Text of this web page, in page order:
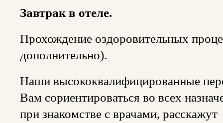
Завтрак в отеле.
Прохождение оздоровительных
дополнительно).
Наши высококвалифицированные
Вам сориентироваться во всех
при знакомстве с врачами,